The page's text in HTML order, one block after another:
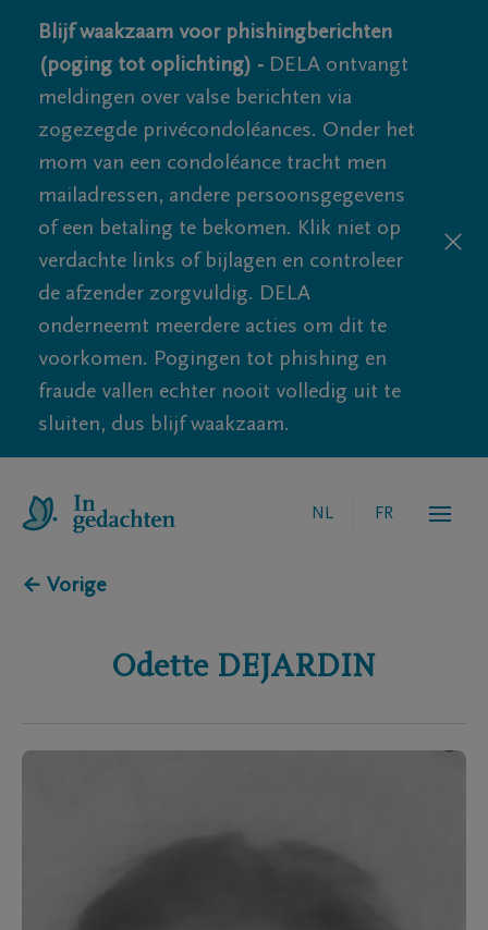
Blijf waakzaam voor phishingberichten
(poging tot oplichting) - DELA ontvangt
meldingen over valse berichten via
zogezegde privécondoléances. Onder het
mom van een condoléance tracht men
mailadressen, andere persoonsgegevens
of een betaling te bekomen. Klik niet op
verdachte links of bijlagen en controleer
de afzender zorgvuldig. DELA
onderneemt meerdere acties om dit te
voorkomen. Pogingen tot phishing en
fraude vallen echter nooit volledig uit te
sluiten, dus blijf waakzaam.
NL FR
← Vorige
Odette DEJARDIN